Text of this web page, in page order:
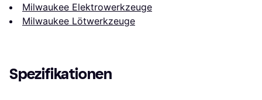
Milwaukee Elektrowerkzeuge
Milwaukee Lötwerkzeuge
Spezifikationen